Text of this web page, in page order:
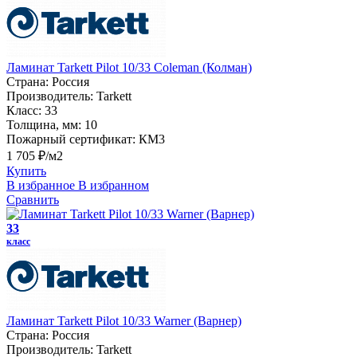
Ламинат Tarkett Pilot 10/33 Coleman (Колман)
Страна: Россия
Производитель: Tarkett
Класс: 33
Толщина, мм: 10
Пожарный сертификат: КМ3
1 705 ₽/м2
Купить
В избранное В избранном
Сравнить
33
класс
Ламинат Tarkett Pilot 10/33 Warner (Варнер)
Страна: Россия
Производитель: Tarkett